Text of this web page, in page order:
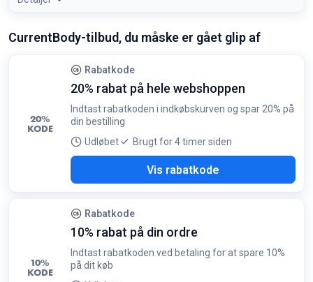
CurrentBody-tilbud, du måske er gået glip af
20%
KODE
Rabatkode
20% rabat på hele webshoppen
Indtast rabatkoden i indkøbskurven og spar 20% på
din bestilling
Udløbet
Brugt for 4 timer siden
Vis rabatkode
10%
KODE
Rabatkode
10% rabat på din ordre
Indtast rabatkoden ved betaling for at spare 10%
på dit køb